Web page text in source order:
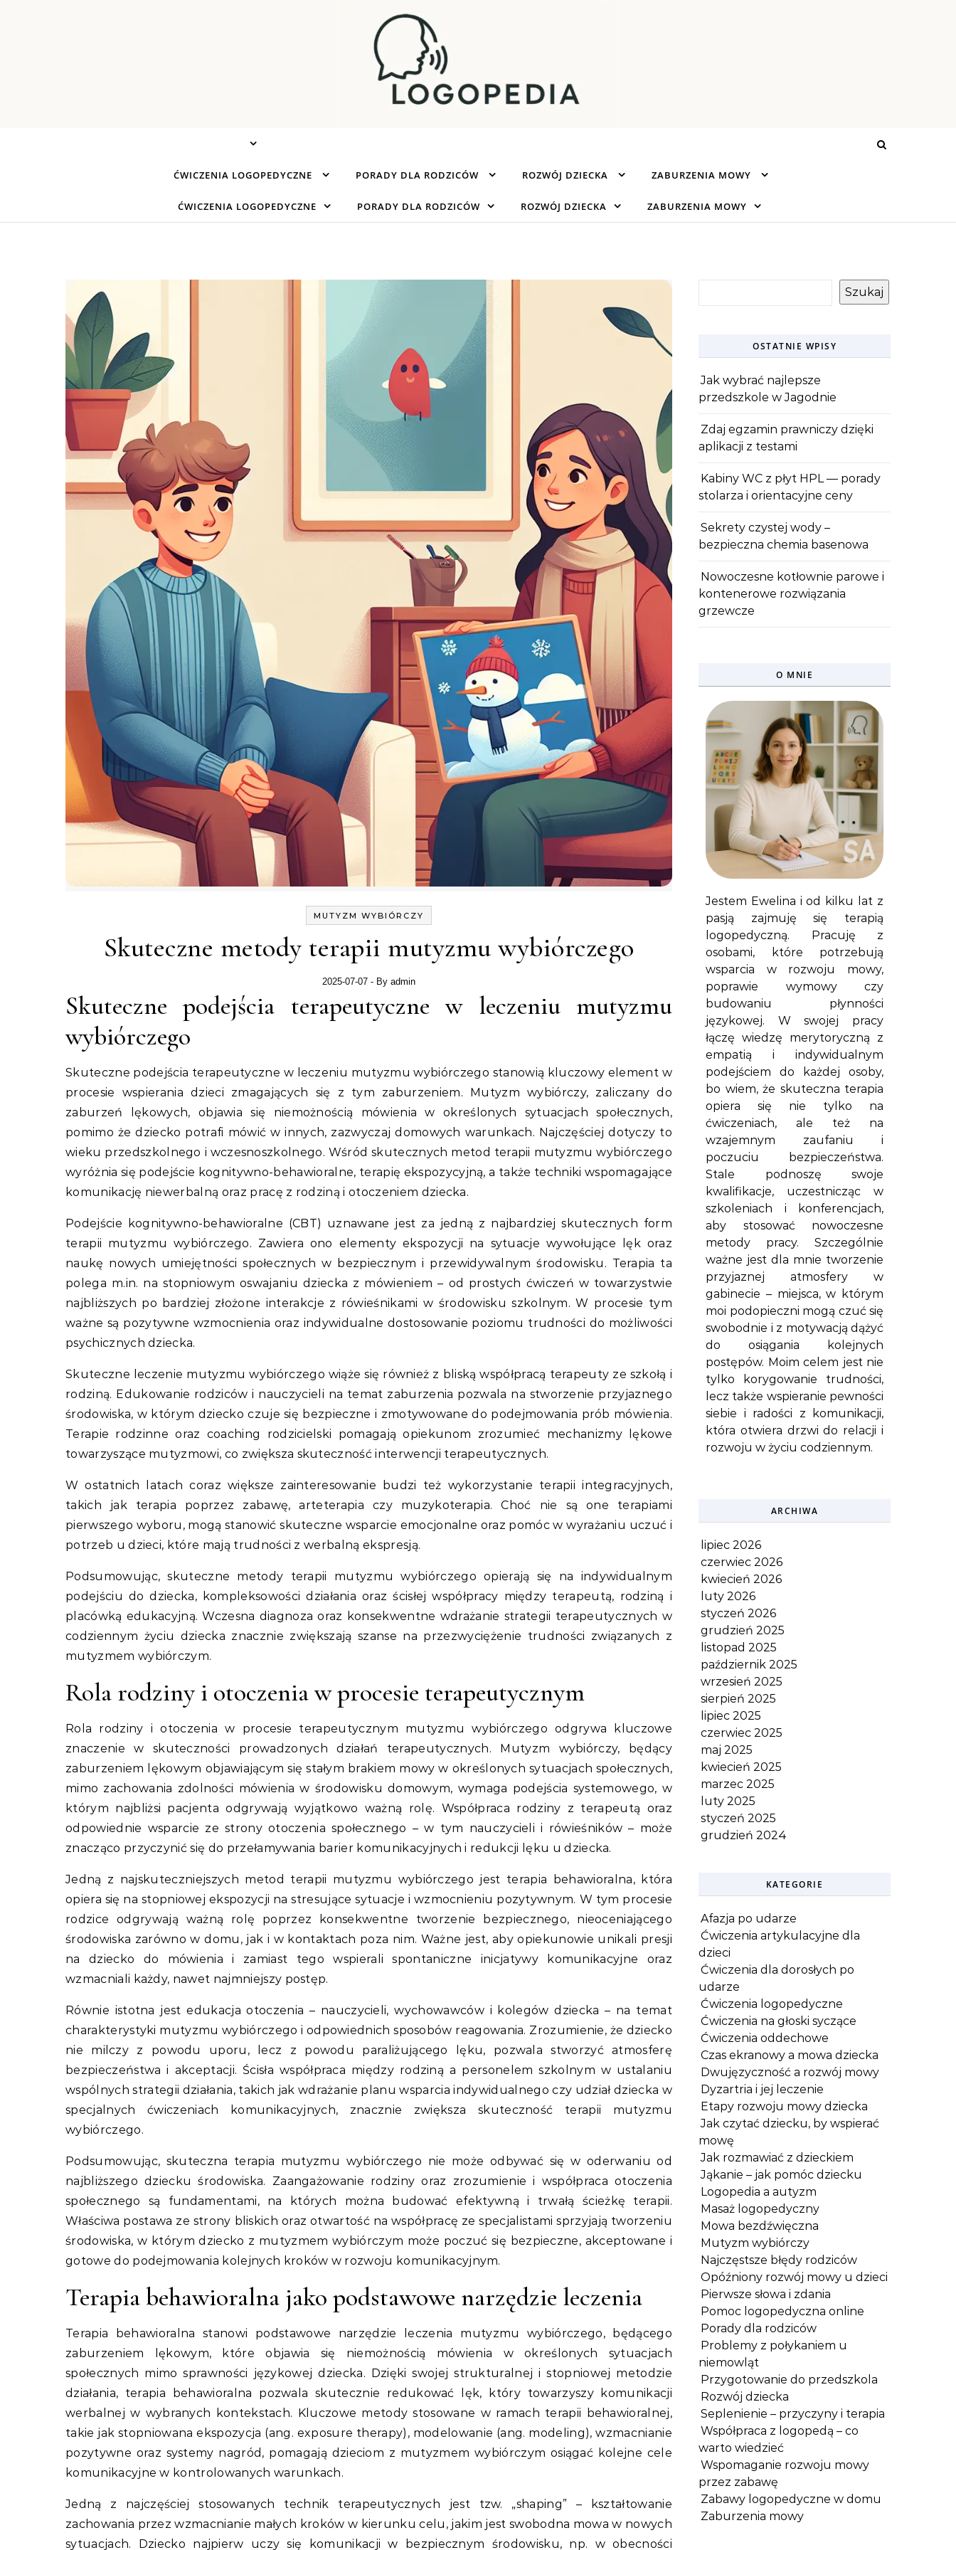
ĆWICZENIA LOGOPEDYCZNE PORADY DLA RODZICÓW ROZWÓJ DZIECKA ZABURZENIA MOWY
ĆWICZENIA LOGOPEDYCZNE PORADY DLA RODZICÓW ROZWÓJ DZIECKA ZABURZENIA MOWY
MUTYZM WYBIÓRCZY
Skuteczne metody terapii mutyzmu wybiórczego
2025-07-07 - By admin
Skuteczne podejścia terapeutyczne w leczeniu mutyzmu
wybiórczego
Skuteczne podejścia terapeutyczne w leczeniu mutyzmu wybiórczego stanowią kluczowy element w
procesie wspierania dzieci zmagających się z tym zaburzeniem. Mutyzm wybiórczy, zaliczany do
zaburzeń lękowych, objawia się niemożnością mówienia w określonych sytuacjach społecznych,
pomimo że dziecko potrafi mówić w innych, zazwyczaj domowych warunkach. Najczęściej dotyczy to
wieku przedszkolnego i wczesnoszkolnego. Wśród skutecznych metod terapii mutyzmu wybiórczego
wyróżnia się podejście kognitywno-behawioralne, terapię ekspozycyjną, a także techniki wspomagające
komunikację niewerbalną oraz pracę z rodziną i otoczeniem dziecka.
Podejście kognitywno-behawioralne (CBT) uznawane jest za jedną z najbardziej skutecznych form
terapii mutyzmu wybiórczego. Zawiera ono elementy ekspozycji na sytuacje wywołujące lęk oraz
naukę nowych umiejętności społecznych w bezpiecznym i przewidywalnym środowisku. Terapia ta
polega m.in. na stopniowym oswajaniu dziecka z mówieniem – od prostych ćwiczeń w towarzystwie
najbliższych po bardziej złożone interakcje z rówieśnikami w środowisku szkolnym. W procesie tym
ważne są pozytywne wzmocnienia oraz indywidualne dostosowanie poziomu trudności do możliwości
psychicznych dziecka.
Skuteczne leczenie mutyzmu wybiórczego wiąże się również z bliską współpracą terapeuty ze szkołą i
rodziną. Edukowanie rodziców i nauczycieli na temat zaburzenia pozwala na stworzenie przyjaznego
środowiska, w którym dziecko czuje się bezpieczne i zmotywowane do podejmowania prób mówienia.
Terapie rodzinne oraz coaching rodzicielski pomagają opiekunom zrozumieć mechanizmy lękowe
towarzyszące mutyzmowi, co zwiększa skuteczność interwencji terapeutycznych.
W ostatnich latach coraz większe zainteresowanie budzi też wykorzystanie terapii integracyjnych,
takich jak terapia poprzez zabawę, arteterapia czy muzykoterapia. Choć nie są one terapiami
pierwszego wyboru, mogą stanowić skuteczne wsparcie emocjonalne oraz pomóc w wyrażaniu uczuć i
potrzeb u dzieci, które mają trudności z werbalną ekspresją.
Podsumowując, skuteczne metody terapii mutyzmu wybiórczego opierają się na indywidualnym
podejściu do dziecka, kompleksowości działania oraz ścisłej współpracy między terapeutą, rodziną i
placówką edukacyjną. Wczesna diagnoza oraz konsekwentne wdrażanie strategii terapeutycznych w
codziennym życiu dziecka znacznie zwiększają szanse na przezwyciężenie trudności związanych z
mutyzmem wybiórczym.
Rola rodziny i otoczenia w procesie terapeutycznym
Rola rodziny i otoczenia w procesie terapeutycznym mutyzmu wybiórczego odgrywa kluczowe
znaczenie w skuteczności prowadzonych działań terapeutycznych. Mutyzm wybiórczy, będący
zaburzeniem lękowym objawiającym się stałym brakiem mowy w określonych sytuacjach społecznych,
mimo zachowania zdolności mówienia w środowisku domowym, wymaga podejścia systemowego, w
którym najbliżsi pacjenta odgrywają wyjątkowo ważną rolę. Współpraca rodziny z terapeutą oraz
odpowiednie wsparcie ze strony otoczenia społecznego – w tym nauczycieli i rówieśników – może
znacząco przyczynić się do przełamywania barier komunikacyjnych i redukcji lęku u dziecka.
Jedną z najskuteczniejszych metod terapii mutyzmu wybiórczego jest terapia behawioralna, która
opiera się na stopniowej ekspozycji na stresujące sytuacje i wzmocnieniu pozytywnym. W tym procesie
rodzice odgrywają ważną rolę poprzez konsekwentne tworzenie bezpiecznego, nieoceniającego
środowiska zarówno w domu, jak i w kontaktach poza nim. Ważne jest, aby opiekunowie unikali presji
na dziecko do mówienia i zamiast tego wspierali spontaniczne inicjatywy komunikacyjne oraz
wzmacniali każdy, nawet najmniejszy postęp.
Równie istotna jest edukacja otoczenia – nauczycieli, wychowawców i kolegów dziecka – na temat
charakterystyki mutyzmu wybiórczego i odpowiednich sposobów reagowania. Zrozumienie, że dziecko
nie milczy z powodu uporu, lecz z powodu paraliżującego lęku, pozwala stworzyć atmosferę
bezpieczeństwa i akceptacji. Ścisła współpraca między rodziną a personelem szkolnym w ustalaniu
wspólnych strategii działania, takich jak wdrażanie planu wsparcia indywidualnego czy udział dziecka w
specjalnych ćwiczeniach komunikacyjnych, znacznie zwiększa skuteczność terapii mutyzmu
wybiórczego.
Podsumowując, skuteczna terapia mutyzmu wybiórczego nie może odbywać się w oderwaniu od
najbliższego dziecku środowiska. Zaangażowanie rodziny oraz zrozumienie i współpraca otoczenia
społecznego są fundamentami, na których można budować efektywną i trwałą ścieżkę terapii.
Właściwa postawa ze strony bliskich oraz otwartość na współpracę ze specjalistami sprzyjają tworzeniu
środowiska, w którym dziecko z mutyzmem wybiórczym może poczuć się bezpieczne, akceptowane i
gotowe do podejmowania kolejnych kroków w rozwoju komunikacyjnym.
Terapia behawioralna jako podstawowe narzędzie leczenia
Terapia behawioralna stanowi podstawowe narzędzie leczenia mutyzmu wybiórczego, będącego
zaburzeniem lękowym, które objawia się niemożnością mówienia w określonych sytuacjach
społecznych mimo sprawności językowej dziecka. Dzięki swojej strukturalnej i stopniowej metodzie
działania, terapia behawioralna pozwala skutecznie redukować lęk, który towarzyszy komunikacji
werbalnej w wybranych kontekstach. Kluczowe metody stosowane w ramach terapii behawioralnej,
takie jak stopniowana ekspozycja (ang. exposure therapy), modelowanie (ang. modeling), wzmacnianie
pozytywne oraz systemy nagród, pomagają dzieciom z mutyzmem wybiórczym osiągać kolejne cele
komunikacyjne w kontrolowanych warunkach.
Jedną z najczęściej stosowanych technik terapeutycznych jest tzw. „shaping” – kształtowanie
zachowania przez wzmacnianie małych kroków w kierunku celu, jakim jest swobodna mowa w nowych
sytuacjach. Dziecko najpierw uczy się komunikacji w bezpiecznym środowisku, np. w obecności
Szukaj
OSTATNIE WPISY
Jak wybrać najlepsze
przedszkole w Jagodnie
Zdaj egzamin prawniczy dzięki
aplikacji z testami
Kabiny WC z płyt HPL — porady
stolarza i orientacyjne ceny
Sekrety czystej wody –
bezpieczna chemia basenowa
Nowoczesne kotłownie parowe i
kontenerowe rozwiązania
grzewcze
O MNIE
Jestem Ewelina i od kilku lat z
pasją zajmuję się terapią
logopedyczną. Pracuję z
osobami, które potrzebują
wsparcia w rozwoju mowy,
poprawie wymowy czy
budowaniu płynności
językowej. W swojej pracy
łączę wiedzę merytoryczną z
empatią i indywidualnym
podejściem do każdej osoby,
bo wiem, że skuteczna terapia
opiera się nie tylko na
ćwiczeniach, ale też na
wzajemnym zaufaniu i
poczuciu bezpieczeństwa.
Stale podnoszę swoje
kwalifikacje, uczestnicząc w
szkoleniach i konferencjach,
aby stosować nowoczesne
metody pracy. Szczególnie
ważne jest dla mnie tworzenie
przyjaznej atmosfery w
gabinecie – miejsca, w którym
moi podopieczni mogą czuć się
swobodnie i z motywacją dążyć
do osiągania kolejnych
postępów. Moim celem jest nie
tylko korygowanie trudności,
lecz także wspieranie pewności
siebie i radości z komunikacji,
która otwiera drzwi do relacji i
rozwoju w życiu codziennym.
ARCHIWA
lipiec 2026
czerwiec 2026
kwiecień 2026
luty 2026
styczeń 2026
grudzień 2025
listopad 2025
październik 2025
wrzesień 2025
sierpień 2025
lipiec 2025
czerwiec 2025
maj 2025
kwiecień 2025
marzec 2025
luty 2025
styczeń 2025
grudzień 2024
KATEGORIE
Afazja po udarze
Ćwiczenia artykulacyjne dla
dzieci
Ćwiczenia dla dorosłych po
udarze
Ćwiczenia logopedyczne
Ćwiczenia na głoski syczące
Ćwiczenia oddechowe
Czas ekranowy a mowa dziecka
Dwujęzyczność a rozwój mowy
Dyzartria i jej leczenie
Etapy rozwoju mowy dziecka
Jak czytać dziecku, by wspierać
mowę
Jak rozmawiać z dzieckiem
Jąkanie – jak pomóc dziecku
Logopedia a autyzm
Masaż logopedyczny
Mowa bezdźwięczna
Mutyzm wybiórczy
Najczęstsze błędy rodziców
Opóźniony rozwój mowy u dzieci
Pierwsze słowa i zdania
Pomoc logopedyczna online
Porady dla rodziców
Problemy z połykaniem u
niemowląt
Przygotowanie do przedszkola
Rozwój dziecka
Seplenienie – przyczyny i terapia
Współpraca z logopedą – co
warto wiedzieć
Wspomaganie rozwoju mowy
przez zabawę
Zabawy logopedyczne w domu
Zaburzenia mowy